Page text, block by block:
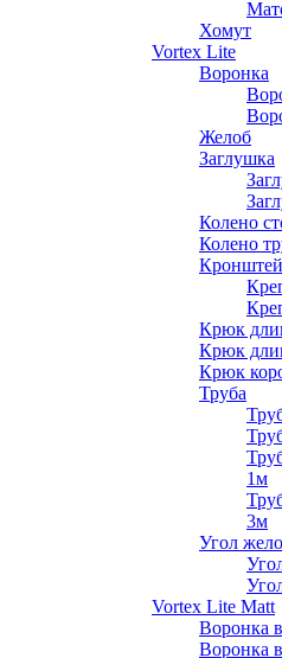
Хомут
Vortex Lite
Воронка
Желоб
Заглушка
Колено
Колено
Крюк
Крюк
Крюк
Труба
1м
3м
Угол
Vortex Lite Matt
Воронка
Воронка